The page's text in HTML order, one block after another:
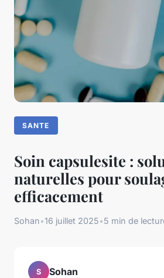
SANTE
Soin capsulesite :
naturelles pour
efficacement
Sohan•16 juillet 2025•5 min de
S Sohan